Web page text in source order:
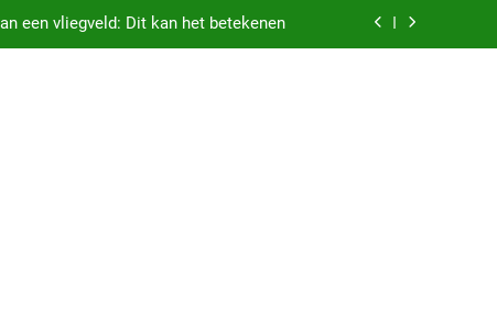
een vliegveld: Dit kan het betekenen